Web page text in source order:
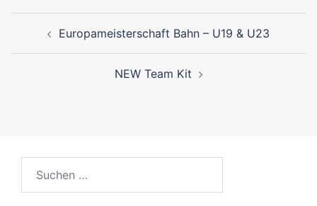
Europameisterschaft Bahn – U19 & U23
NEW Team Kit